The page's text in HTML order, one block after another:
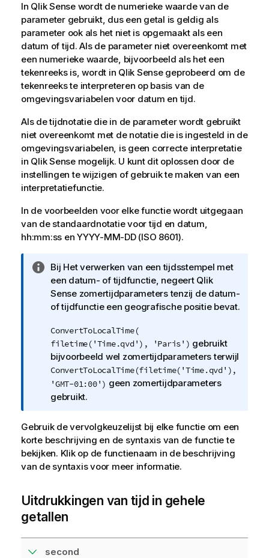
In Qlik Sensewordt de numerieke waarde van de
parameter gebruikt, dus een getal is geldig als
parameter ook als het niet is opgemaakt als een
datum of tijd. Als de parameter niet overeenkomt met
een numerieke waarde, bijvoorbeeld als het een
tekenreeks is, wordt in Qlik Sensegeprobeerd om de
tekenreeks te interpreteren op basis van de
omgevingsvariabelen voor datum en tijd.
Als de tijdnotatie die in de parameter wordt gebruikt
niet overeenkomt met de notatie die is ingesteld in de
omgevingsvariabelen, is geen correcte interpretatie
in Qlik Sensemogelijk. U kunt dit oplossen door de
instellingen te wijzigen of gebruik te maken van een
interpretatiefunctie.
In de voorbeelden voor elke functie wordt uitgegaan
van de standaardnotatie voor tijd en datum,
hh:mm:ss en YYYY-MM-DD (ISO 8601).
I
n
f
o
m
a
t
i
e
Bij Het verwerken van een tijdsstempel met
een datum- of tijdfunctie, negeert Qlik
Sensezomertijdparameters tenzij de datum-
of tijdfunctie een geografische positie bevat.
ConvertToLocalTime(
filetime('Time.qvd'), 'Paris') gebruikt
bijvoorbeeld wel zomertijdparameters terwijl
ConvertToLocalTime(filetime('Time.qvd'),
'GMT-01:00') geen zomertijdparameters
gebruikt.
Gebruik de vervolgkeuzelijst bij elke functie om een
korte beschrijving en de syntaxis van de functie te
bekijken. Klik op de functienaam in de beschrijving
van de syntaxis voor meer informatie.
Uitdrukkingen van tijd in gehele
getallen
second